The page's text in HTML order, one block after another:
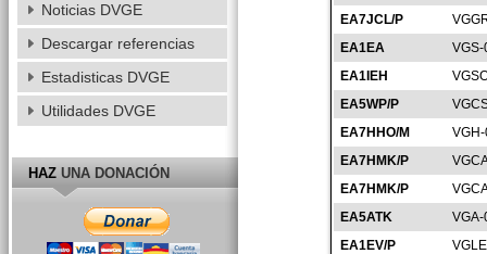
EA7JCL/P
EA1EA
EA1IEH
EA5WP/P
EA7HHO/M
EA7HMK/P
EA7HMK/P
EA5ATK
EA1EV/P
Noticias DVGE
Descargar referencias
Estadisticas DVGE
Utilidades DVGE
HAZUNA DONACIÓN